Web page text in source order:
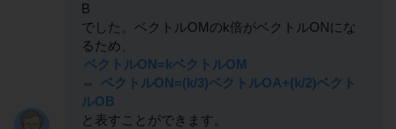
B
でした。ベクトルOMのk倍がベクトルONにな
るため、
ベクトルON=kベクトルOM
⇔
ベクトルON=(k/3)ベクトルOA+(k/2)ベクト
ルOB
と表すことができます。